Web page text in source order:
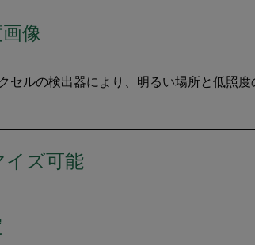
像
ルの検出器により、明るい場所と低照
イズ可能